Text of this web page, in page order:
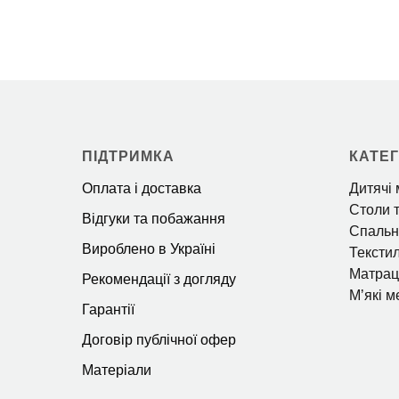
ПІДТРИМКА
Оплата і доставка
Відгуки та побажання
Вироблено в Україні
Рекомендації з догляду
Гарантії
Договір публічної офер
Матеріали
Дитячі
Столи
Мʼякі